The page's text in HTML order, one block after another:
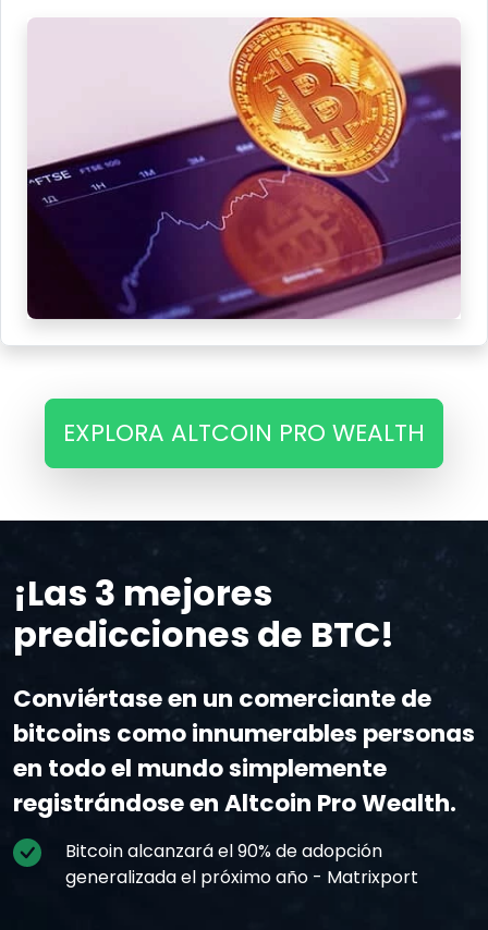
EXPLORA ALTCOIN PRO WEALTH
¡Las 3 mejores
predicciones de BTC!
Conviértase en un comerciante de
bitcoins como innumerables personas
en todo el mundo simplemente
registrándose en Altcoin Pro Wealth.
Bitcoin alcanzará el 90% de adopción
generalizada el próximo año - Matrixport